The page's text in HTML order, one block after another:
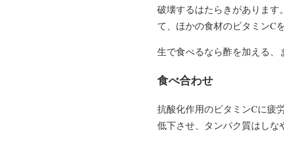
破壊するはたらきがあります
て、ほかの食材のビタミンC
生で食べるなら酢を加える、
食べ合わせ
抗酸化作用のビタミンCに疲
低下させ、タンパク質はしな